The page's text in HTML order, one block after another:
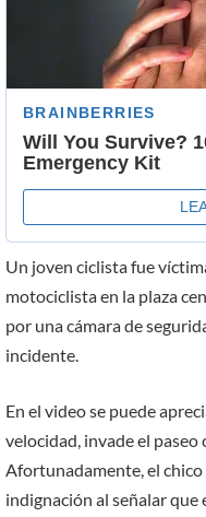
Un joven ciclista fue
motociclista en la plaza
por una cámara de
incidente.
En el video se puede
velocidad, invade el
Afortunadamente, el chico
indignación al señalar